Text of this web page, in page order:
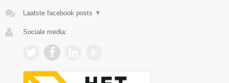
Laatste facebook posts ▼
Sociale media: